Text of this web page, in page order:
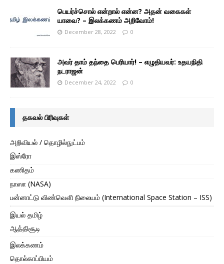
பெயர்ச்சொல் என்றால் என்ன? அதன் வகைகள்
யாவை? – இலக்கணம் அறிவோம்!
December 28, 2022 0
அவர் தாம் தந்தை பெரியார்! – எழுதியவர்: உதயநிதி
நடராஜன்
December 24, 2022 0
தகவல் பிரிவுகள்
அறிவியல் / தொழில்நுட்பம்
இஸ்ரோ
கணிதம்
நாஸா (NASA)
பன்னாட்டு விண்வெளி நிலையம் (International Space Station – ISS)
இயல் தமிழ்
ஆத்திசூடி
இலக்கணம்
தொல்காப்பியம்